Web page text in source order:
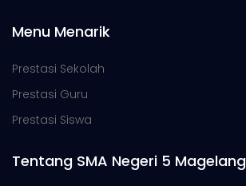
Menu Menarik
Prestasi Sekolah
Prestasi Guru
Prestasi Siswa
Tentang SMA Negeri 5 Magelang